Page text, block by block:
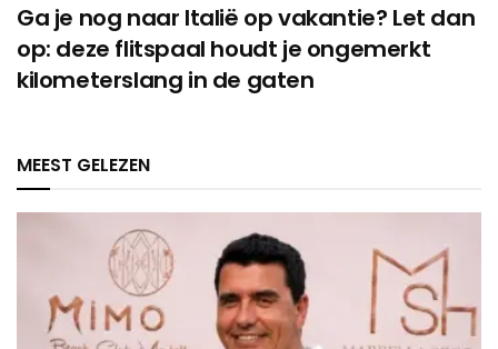
Ga je nog naar Italië op vakantie? Let dan
op: deze flitspaal houdt je ongemerkt
kilometerslang in de gaten
MEEST GELEZEN